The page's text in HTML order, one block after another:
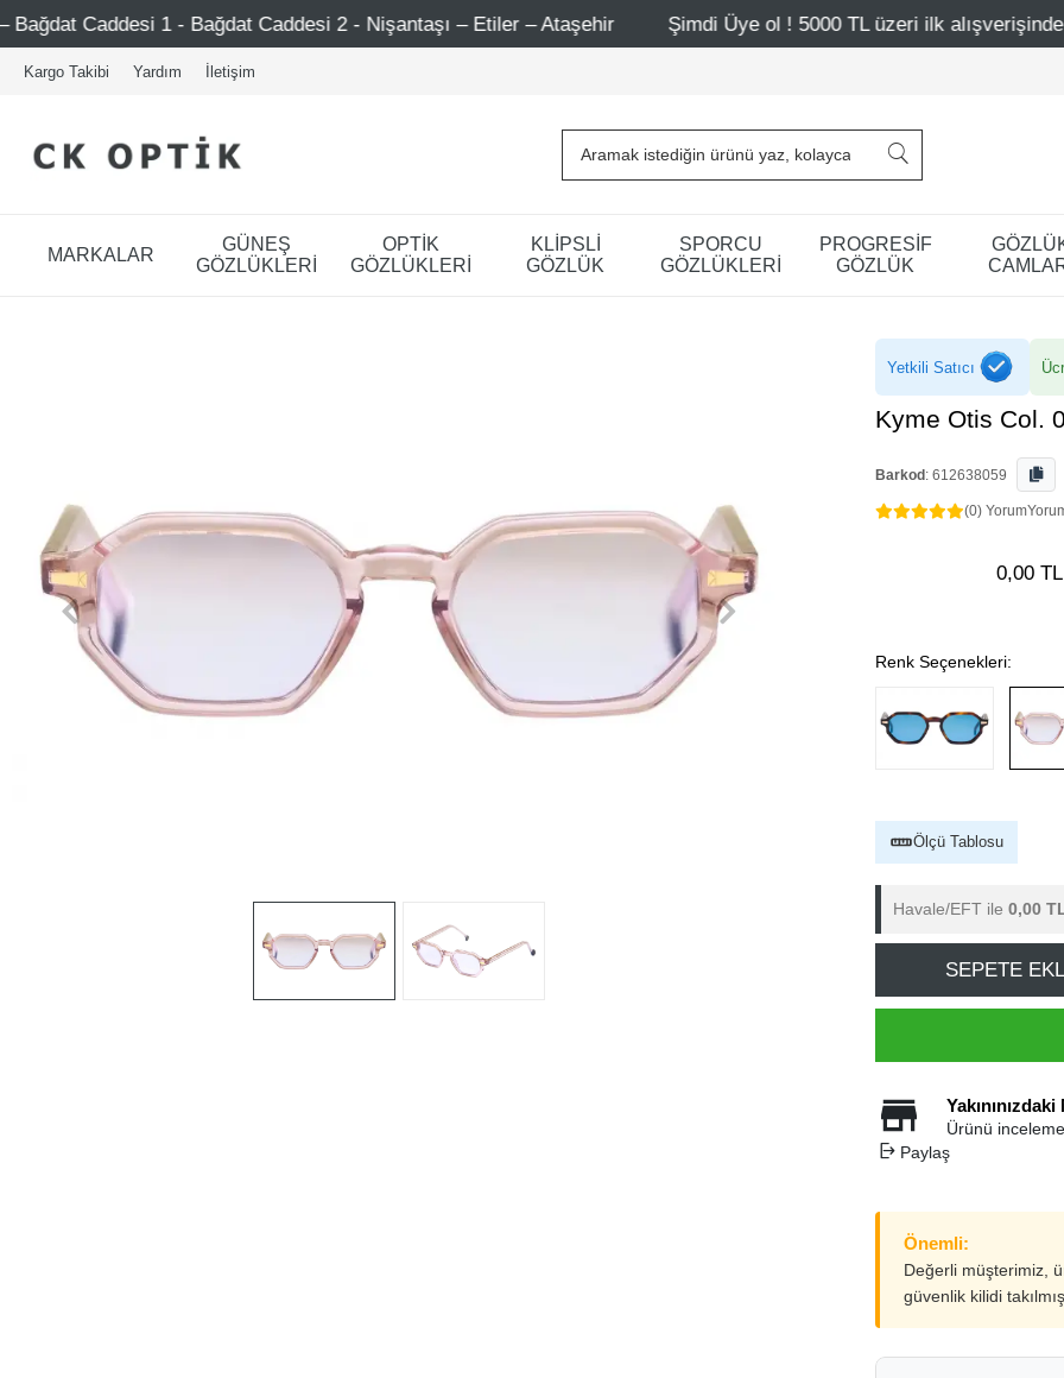
1 - Bağdat Caddesi 2 - Nişantaşı – Etiler – Ataşehir Şimdi Üye ol ! 5000 TL üzeri ilk alışverişinde 500 TL indirim
Kargo Takibi Yardım İletişim
MARKALAR
GÜNEŞ
GÖZLÜKLERİ
OPTİK
GÖZLÜKLERİ
KLİPSLİ
GÖZLÜK
SPORCU
GÖZLÜKLERİ
PROGRESİF
GÖZLÜK
Yetkili Satıcı
Kyme Otis Col.
Barkod : 612638059
(0) Yorum
0,00 TL
Renk Seçenekleri:
Ölçü Tablosu
Havale/EFT ile 0,00
SEPETE
Ürünü
Paylaş
Önemli:
Değerli müşterimiz,
güvenlik kilidi